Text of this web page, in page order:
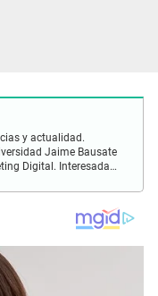
y actualidad.
Jaime Bausate
Digital. Interesada